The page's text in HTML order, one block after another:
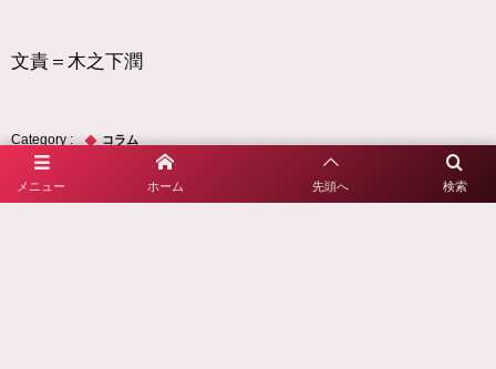
文責＝木之下潤
コラム
2021年8月5日
メニュー 検索
ホーム 先頭へ